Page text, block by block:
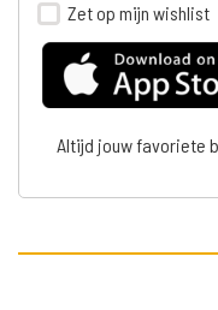
Zet op mijn wishlist
Altijd jouw favoriete